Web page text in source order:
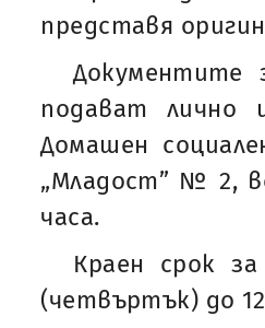
представя
Документите
подават лично
Домашен
„Младост” № 2,
часа.
Краен срок
(четвъртък) до